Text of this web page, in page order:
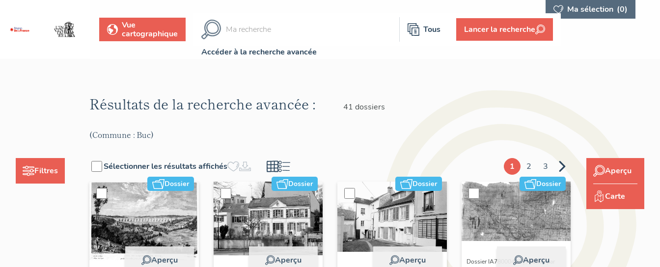
Ma sélection (0)
Vue
cartographique
Tous Lancer la recherche
Accéder à la recherche avancée
Filtres
Résultats de la recherche avancée : 41 dossiers
(Commune : Buc)
Sélectionner les résultats affichés 1 2 3
Dossier
Aperçu
Dossier
Aperçu
Dossier
Aperçu
Dossier
Aperçu
Dossier IA78000496 | Réalisé par
Aperçu
Carte